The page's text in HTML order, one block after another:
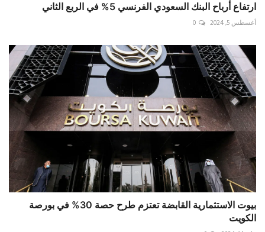
ارتفاع أرباح البنك السعودي الفرنسي 5% في الربع الثاني
أغسطس 5, 2024 0
بيوت الاستثمارية القابضة تعتزم طرح حصة 30% في بورصة
الكويت